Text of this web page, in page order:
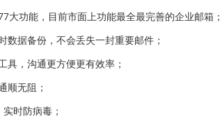
大功能，目前市面上功能最全最完善的企业邮箱；
数据备份，不会丢失一封重要邮件；
具，沟通更方便更有效率；
顺无阻；
时防病毒；